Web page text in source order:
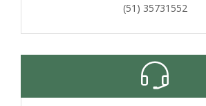
(51) 35731552